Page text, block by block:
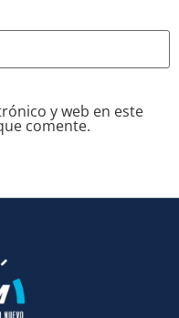
y web en este
comente.